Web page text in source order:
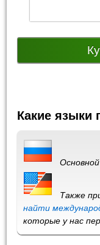
Какие языки
Также
найти
которые у нас